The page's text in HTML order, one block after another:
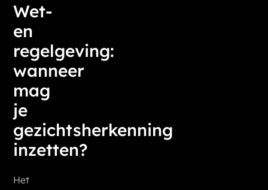
Wet-
en
regelgeving:
wanneer
mag
je
gezichtsherkenning
inzetten?
Het